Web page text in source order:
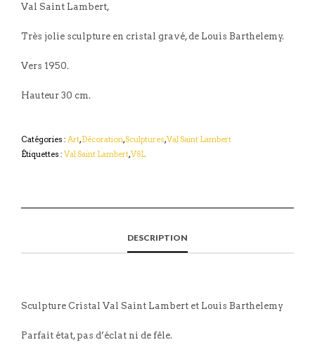
Val Saint Lambert,
Très jolie sculpture en cristal gravé, de Louis Barthelemy.
Vers 1950.
Hauteur 30 cm.
Catégories : Art,Décoration,Sculptures,Val Saint Lambert
Étiquettes : Val Saint Lambert,VSL
DESCRIPTION
Sculpture Cristal Val Saint Lambert et Louis Barthelemy
Parfait état, pas d’éclat ni de fêle.